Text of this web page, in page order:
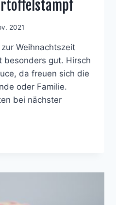
2021
Weihnachtszeit
besonders gut. Hirsch
da freuen sich die
oder Familie.
bei nächster